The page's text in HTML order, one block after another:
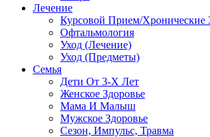
Лечение
Курсовой Прием/Хронические
Офтальмология
Уход (Лечение)
Уход (Предметы)
Семья
Дети От 3-Х Лет
Женское Здоровье
Мама И Малыш
Мужское Здоровье
Сезон, Импульс, Травма